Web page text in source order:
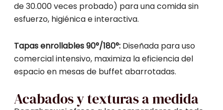
de 30.000 veces probado) para una comida sin
esfuerzo, higiénica e interactiva.
Tapas enrollables 90°/180°:Diseñada para uso
comercial intensivo, maximiza la eficiencia del
espacio en mesas de buffet abarrotadas.
Acabados y texturas a medida